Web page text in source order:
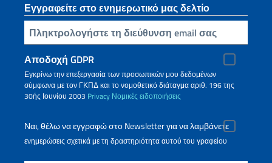
Εγγραφείτε στο ενημερωτικό μας δελτίο
Πληκτρολογήστε τη διεύθυνση email σας
Αποδοχή GDPR
Εγκρίνω την επεξεργασία των προσωπικών μου δεδομένων
σύμφωνα με τον ΓΚΠΔ και το νομοθετικό διάταγμα αριθ. 196 της
30ής Ιουνίου 2003 Privacy Νομικές ειδοποιήσεις
Ναι, θέλω να εγγραφώ στο Newsletter για να λαμβάνετε
ενημερώσεις σχετικά με τη δραστηριότητα αυτού του γραφείου